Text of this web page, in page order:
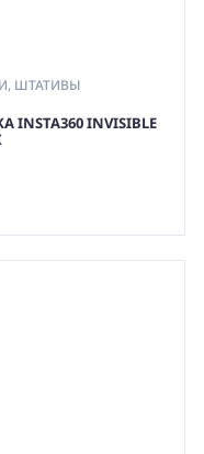
ШТАТИВЫ
И ПЛАНШЕТОВINVISIBLE